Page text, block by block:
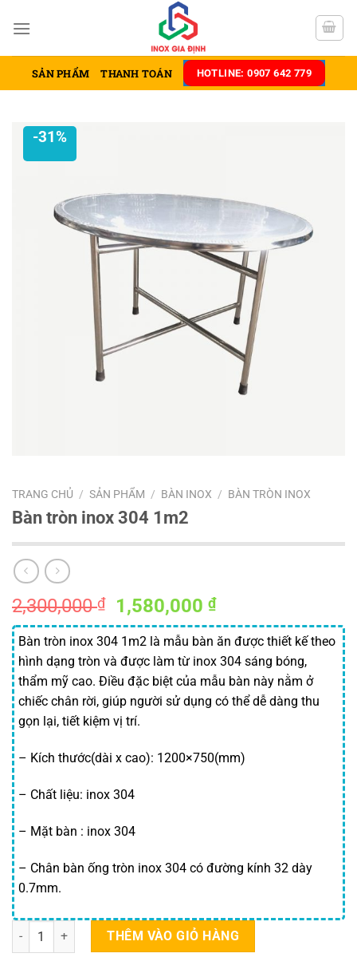
đến
SẢN PHẨM THANH TOÁN HOTLINE: 0907 642 779
-31%
TRANG CHỦ / SẢN PHẨM / BÀN INOX / BÀN TRÒN INOX
Bàn tròn inox 304 1m2
2,300,000₫
Giá
gốc
là:
2,300,000 ₫.
1,580,000₫Giá
hiện
tại
là:
1,580,000 ₫.
Bàn tròn inox 304 1m2 là mẫu bàn ăn được thiết kế theo
hình dạng tròn và được làm từ inox 304 sáng bóng,
thẩm mỹ cao. Điều đặc biệt của mẫu bàn này nằm ở
chiếc chân rời, giúp người sử dụng có thể dễ dàng thu
gọn lại, tiết kiệm vị trí.
– Kích thước(dài x cao): 1200×750(mm)
– Chất liệu: inox 304
– Mặt bàn : inox 304
– Chân bàn ống tròn inox 304 có đường kính 32 dày
0.7mm.
Bàn tròn inox 304 1m2 số lượngTHÊM VÀO GIỎ HÀNG